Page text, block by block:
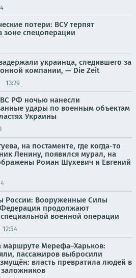
потери: ВСУ терпят
зоне спецоперации
украинца, следившего за
компании, — Die Zeit
13:29
РФ ночью нанесли
удары по военным объектам
Украины
на постаменте, где когда-то
Ленину, появился мурал, на
Роман Шухевич и Евгений
России: Вооруженные Силы
продолжают
военной операции
12:54
маршруте Мерефа–Харьков:
пассажиров выбросили
власть превратила людей в